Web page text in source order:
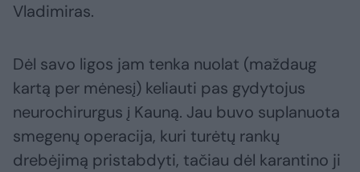
Vladimiras.
Dėl savo ligos jam tenka nuolat (maždaug
kartą per mėnesį) keliauti pas gydytojus
neurochirurgus į Kauną. Jau buvo suplanuota
smegenų operacija, kuri turėtų rankų
drebėjimą pristabdyti, tačiau dėl karantino ji